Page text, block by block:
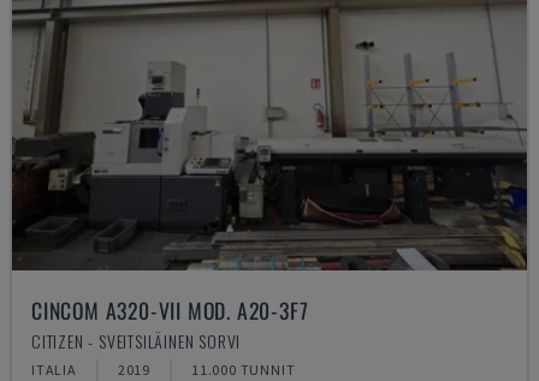
CINCOM A320-VII MOD. A20-3F7
CITIZEN - SVEITSILÄINEN SORVI
ITALIA 2019 11.000 TUNNIT